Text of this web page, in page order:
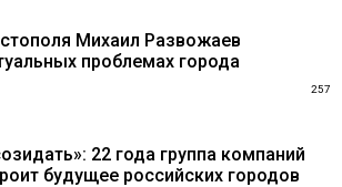
Михаил Развожаев
проблемах города
257
22 года группа компаний
будущее российских городов